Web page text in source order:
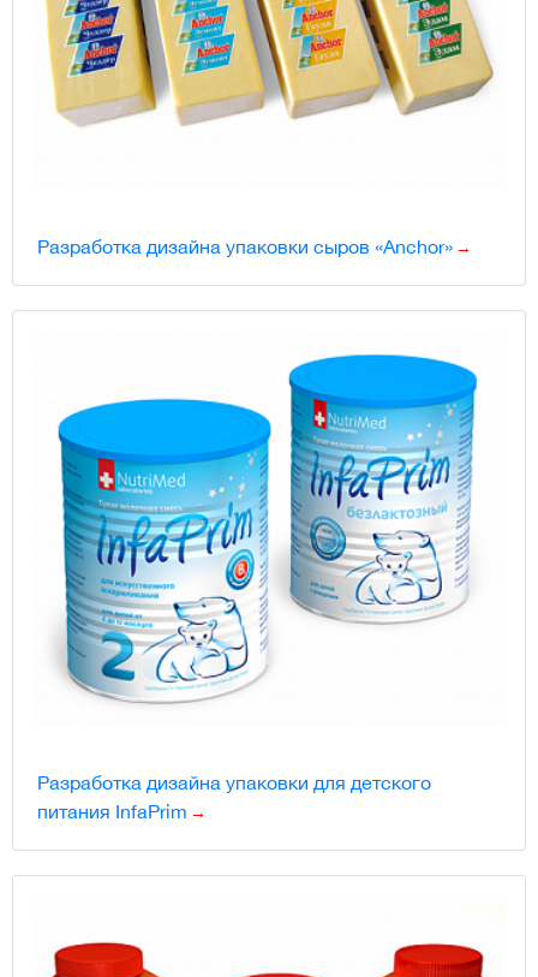
Разработка дизайна упаковки сыров «Anchor»
Разработка дизайна упаковки для детского
питания InfaPrim